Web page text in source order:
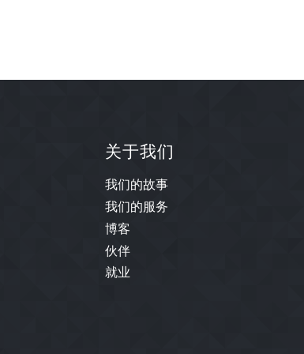
关于我们
我们的故事
我们的服务
博客
伙伴
就业